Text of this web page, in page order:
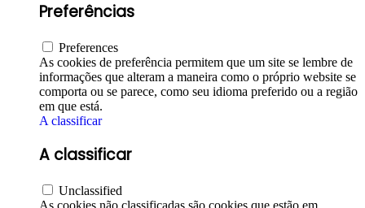
Preferências
Preferences
As cookies de preferência permitem que um site se lembre de
informações que alteram a maneira como o próprio website se
comporta ou se parece, como seu idioma preferido ou a região
em que está.
A classificar
A classificar
Unclassified